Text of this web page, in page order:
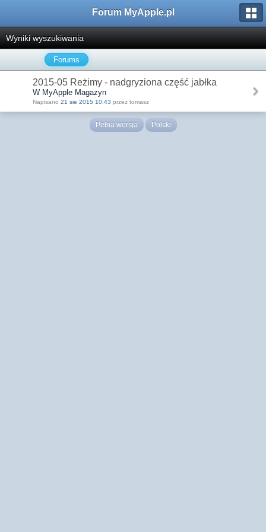
Forum MyApple.pl
Wyniki wyszukiwania
Forums
2015-05 Reżimy - nadgryziona część jabłka
W MyApple Magazyn
Napisano 21 sie 2015 10:43 przez tomasz
Pełna wersja Polski